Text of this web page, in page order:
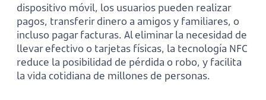
dispositivo móvil, los usuarios pueden realizar
pagos, transferir dinero a amigos y familiares, o
incluso pagar facturas. Al eliminar la necesidad de
llevar efectivo o tarjetas físicas, la tecnología NFC
reduce la posibilidad de pérdida o robo, y facilita
la vida cotidiana de millones de personas.